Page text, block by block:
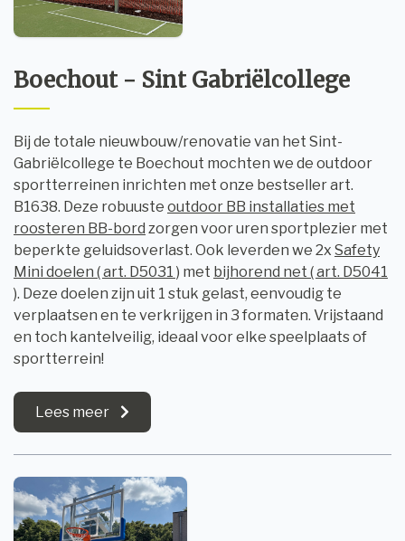
Boechout - Sint Gabriëlcollege
Bij de totale nieuwbouw/renovatie van het Sint-
Gabriëlcollege te Boechout mochten we de outdoor
sportterreinen inrichten met onze bestseller art.
B1638. Deze robuuste outdoor BB installaties met
roosteren BB-bord zorgen voor uren sportplezier met
beperkte geluidsoverlast. Ook leverden we 2x Safety
Mini doelen ( art. D5031 ) met bijhorend net ( art. D5041
). Deze doelen zijn uit 1 stuk gelast, eenvoudig te
verplaatsen en te verkrijgen in 3 formaten. Vrijstaand
en toch kantelveilig, ideaal voor elke speelplaats of
sportterrein!
Lees meer